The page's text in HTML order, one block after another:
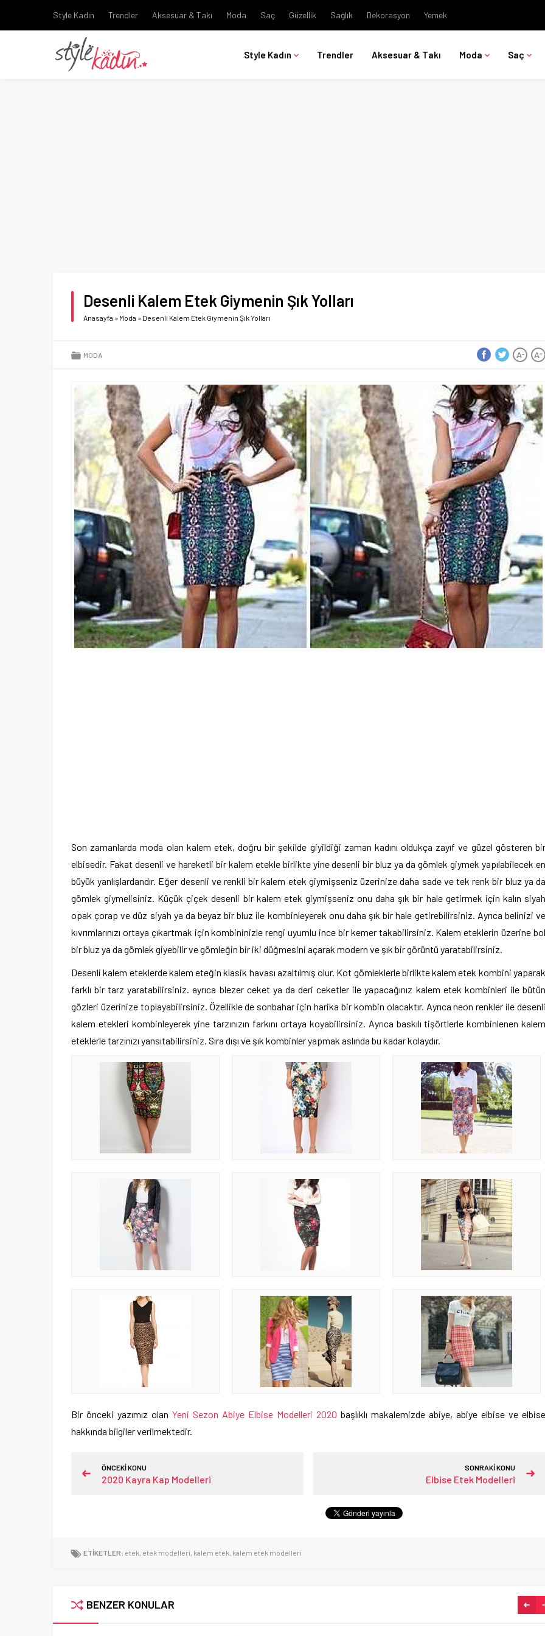
Style Kadın Trendler Aksesuar & Takı Moda Saç Güzellik Sağlık Dekorasyon Yemek
Style Kadın Trendler Aksesuar & Takı Moda Saç
Desenli Kalem Etek Giymenin Şık Yolları
Anasayfa » Moda » Desenli Kalem Etek Giymenin Şık Yolları
MODA A+
A-
Son zamanlarda moda olan kalem etek, doğru bir şekilde giyildiği zaman kadını oldukça zayıf ve güzel gösteren bir
elbisedir. Fakat desenli ve hareketli bir kalem etekle birlikte yine desenli bir bluz ya da gömlek giymek yapılabilecek en
büyük yanlışlardandır. Eğer desenli ve renkli bir kalem etek giymişseniz üzerinize daha sade ve tek renk bir bluz ya da
gömlek giymelisiniz. Küçük çiçek desenli bir kalem etek giymişseniz onu daha şık bir hale getirmek için kalın siyah
opak çorap ve düz siyah ya da beyaz bir bluz ile kombinleyerek onu daha şık bir hale getirebilirsiniz. Ayrıca belinizi ve
kıvrımlarınızı ortaya çıkartmak için kombininizle rengi uyumlu ince bir kemer takabilirsiniz. Kalem eteklerin üzerine bol
bir bluz ya da gömlek giyebilir ve gömleğin bir iki düğmesini açarak modern ve şık bir görüntü yaratabilirsiniz.
Desenli kalem eteklerde kalem eteğin klasik havası azaltılmış olur. Kot gömleklerle birlikte kalem etek kombini yaparak
farklı bir tarz yaratabilirsiniz. ayrıca blezer ceket ya da deri ceketler ile yapacağınız kalem etek kombinleri ile bütün
gözleri üzerinize toplayabilirsiniz. Özellikle de sonbahar için harika bir kombin olacaktır. Ayrıca neon renkler ile desenli
kalem etekleri kombinleyerek yine tarzınızın farkını ortaya koyabilirsiniz. Ayrıca baskılı tişörtlerle kombinlenen kalem
eteklerle tarzınızı yansıtabilirsiniz. Sıra dışı ve şık kombinler yapmak aslında bu kadar kolaydır.
Bir önceki yazımız olan Yeni Sezon Abiye Elbise Modelleri 2020 başlıklı makalemizde abiye, abiye elbise ve elbise
hakkında bilgiler verilmektedir.
ÖNCEKİ KONU
2020 Kayra Kap Modelleri
SONRAKİ KONU
Elbise Etek Modelleri
ETİKETLER: etek, etek modelleri, kalem etek, kalem etek modelleri
BENZER KONULAR